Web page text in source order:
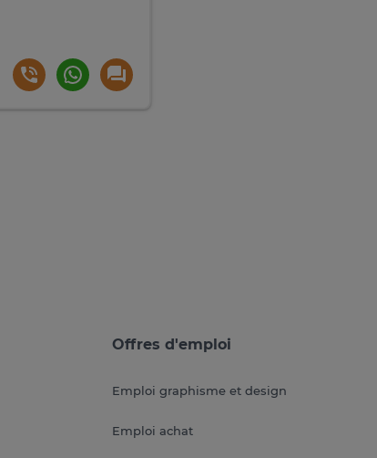
Offres d'emploi
Emploi graphisme et design
Emploi achat